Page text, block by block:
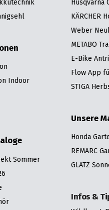
Indoor
Sommer
KÄRCHER
Weber
METABO
E-Bike
Flow App
STIGA
Unsere
Honda
REMARC
GLATZ
Infos &